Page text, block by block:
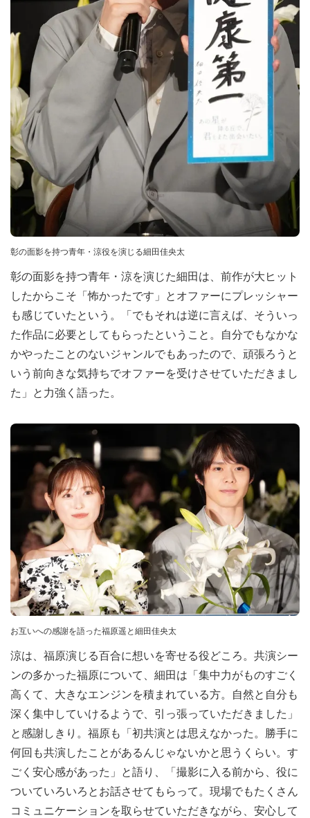
彰の面影を持つ青年・涼役を演じる細田佳央太
彰の面影を持つ青年・涼を演じた細田は、前作が大ヒット
したからこそ「怖かったです」とオファーにプレッシャー
も感じていたという。「でもそれは逆に言えば、そういっ
た作品に必要としてもらったということ。自分でもなかな
かやったことのないジャンルでもあったので、頑張ろうと
いう前向きな気持ちでオファーを受けさせていただきまし
た」と力強く語った。
お互いへの感謝を語った福原遥と細田佳央太
涼は、福原演じる百合に想いを寄せる役どころ。共演シー
ンの多かった福原について、細田は「集中力がものすごく
高くて、大きなエンジンを積まれている方。自然と自分も
深く集中していけるようで、引っ張っていただきました」
と感謝しきり。福原も「初共演とは思えなかった。勝手に
何回も共演したことがあるんじゃないかと思うくらい。す
ごく安心感があった」と語り、「撮影に入る前から、役に
ついていろいろとお話させてもらって。現場でもたくさん
コミュニケーションを取らせていただきながら、安心して